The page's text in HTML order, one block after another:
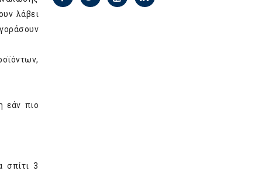
λάβει
εάν πιο
σπίτι 3